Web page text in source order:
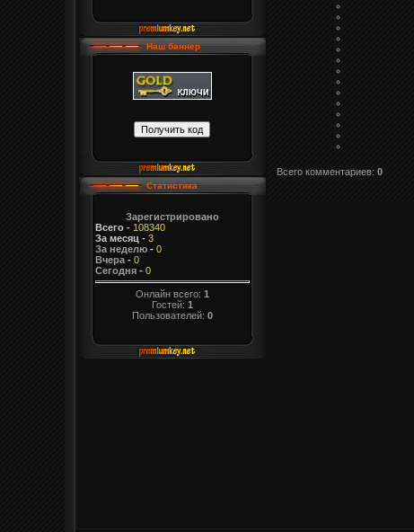
Наш баннер
Статистика
Зарегистрировано
Всего- 108340
За месяц - 3
За неделю- 0
Вчера- 0
Сегодня- 0
Онлайн всего: 1
Гостей: 1
Пользователей: 0
Всего комментариев: 0